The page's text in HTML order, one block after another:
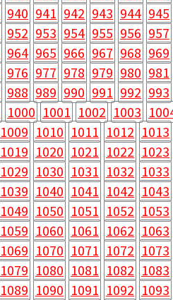
940 941 942 943 944 945
952 953 954 955 956 957
964 965 966 967 968 969
976 977 978 979 980 981
988 989 990 991 992 993
1000 1001 1002 1003
1009 1010 1011 1012 1013
1019 1020 1021 1022 1023
1029 1030 1031 1032 1033
1039 1040 1041 1042 1043
1049 1050 1051 1052 1053
1059 1060 1061 1062 1063
1069 1070 1071 1072 1073
1079 1080 1081 1082 1083
1089 1090 1091 1092 1093